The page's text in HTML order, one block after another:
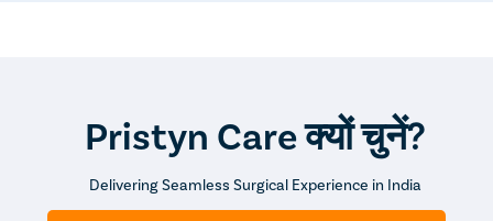
Pristyn Care क्यों चुनें?
Delivering Seamless Surgical Experience in India